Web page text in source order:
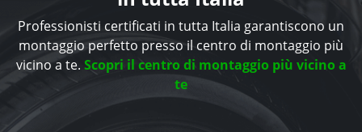
Professionisti certificati in tutta Italia garantiscono un
montaggio perfetto presso il centro di montaggio più
vicino a te. Scopri il centro di montaggio più vicino a
te